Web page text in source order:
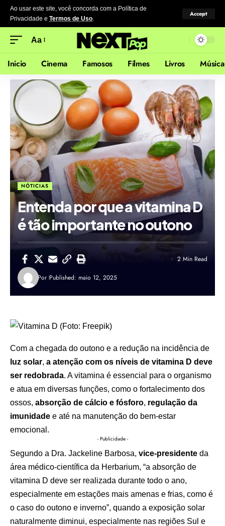
Ao usar este site, você concorda com a Política de
Privacidade e Termos de Uso.
Accept
Aa
Inicio Cinema Famosos Filmes Livros Música
NÓTICIAS
Entenda por que a vitamina D
é tão importante no outono
Por Published: maio 12, 2025
2 Min Read
Com a chegada do outono e a redução na incidência de
luz so ar, a atenção com os níveis de vitamina D deve
ser redobrada. A vitamina é essencial para o organismo
e atua em diversas funções, como o fortalecimento dos
ossos, absorção de cálcio e fósforo, regulação da
imunidade e até na manutenção do bem-estar
emocional.
- Publicidade -
Segundo a Dra. Jackeline Barbosa, vice-presidente da
área médico-científica da Herbarium, “a absorção de
vitamina D deve ser realizada durante todo o ano,
especialmente em estações mais amenas e frias, como é
o caso do outono e inverno”, quando a exposição solar
naturalmente diminui, especialmente nas regiões Sul e